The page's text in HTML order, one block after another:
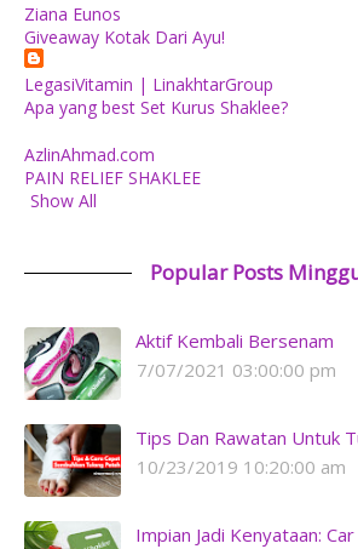
Ziana Eunos
Giveaway Kotak Dari Ayu!
LegasiVitamin | LinakhtarGroup
Apa yang best Set Kurus Shaklee?
AzlinAhmad.com
PAIN RELIEF SHAKLEE
Show All
Popular Posts
Aktif Kembali Bersenam
7/07/2021 03:00:00 pm
Tips Dan Rawatan Untuk
10/23/2019 10:20:00 am
Impian Jadi Kenyataan: